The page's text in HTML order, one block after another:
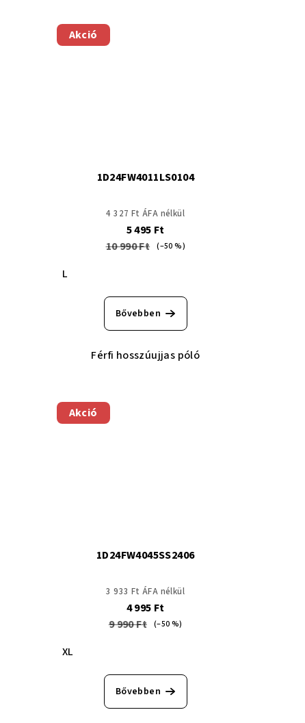
Akció
1D24FW4011LS0104
4 327 Ft ÁFA nélkül
5 495 Ft
10 990 Ft (–50 %)
L
Bővebben
Férfi hosszúujjas póló
Akció
1D24FW4045SS2406
3 933 Ft ÁFA nélkül
4 995 Ft
9 990 Ft (–50 %)
XL
Bővebben